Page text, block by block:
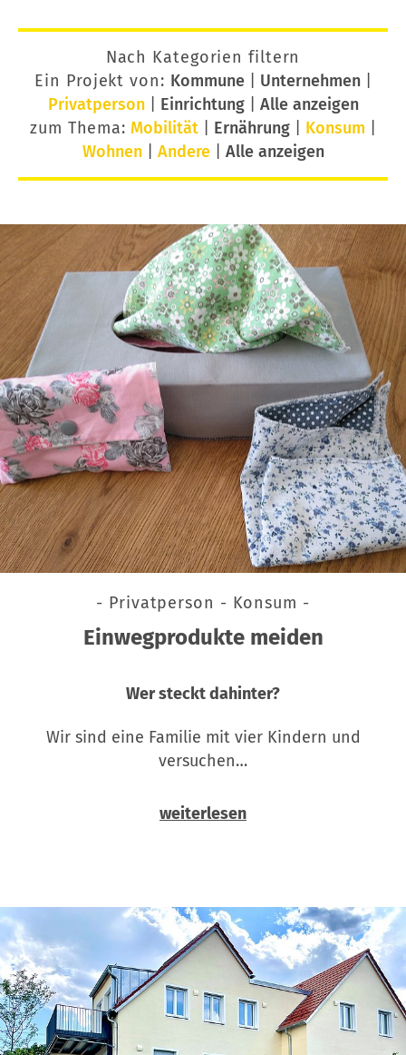
Nach Kategorien filtern
Ein Projekt von: Kommune| Unternehmen|
Privatperson| Einrichtung| Alle anzeigen
zum Thema: Mobilität Ernährung Konsum
Wohnen| Andere| Alle anzeigen
- Privatperson - Konsum -
Einwegprodukte meiden
Wer steckt dahinter?
Wir sind eine Familie mit vier Kindern und
versuchen…
weiterlesen